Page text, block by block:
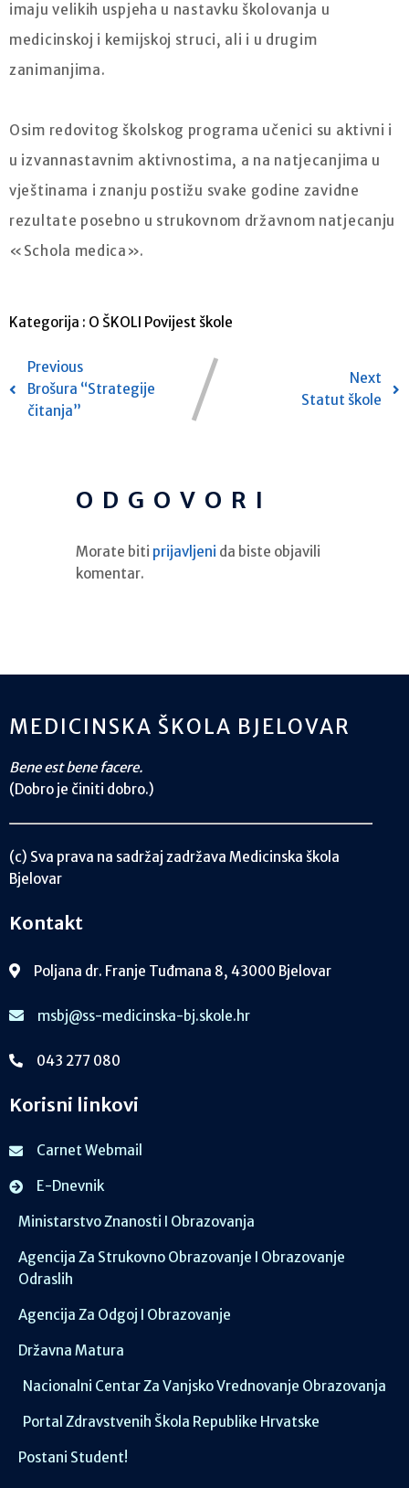
imaju velikih uspjeha u nastavku školovanja u
medicinskoj i kemijskoj struci, ali i u drugim
zanimanjima.
Osim redovitog školskog programa učenici su aktivni i
u izvannastavnim aktivnostima, a na natjecanjima u
vještinama i znanju postižu svake godine zavidne
rezultate posebno u strukovnom državnom natjecanju
«Schola medica».
Kategorija : O ŠKOLI Povijest škole
Previous
Brošura “Strategije
čitanja”
Next
Statut škole
ODGOVORI
Morate biti prijavljeni da biste objavili
komentar.
MEDICINSKA ŠKOLA BJELOVAR
Bene est bene facere.
(Dobro je činiti dobro.)
(c) Sva prava na sadržaj zadržava Medicinska škola
Bjelovar
Kontakt
Poljana dr. Franje Tuđmana 8, 43000 Bjelovar
msbj@ss-medicinska-bj.skole.hr
043 277 080
Korisni linkovi
Carnet Webmail
E-Dnevnik
Ministarstvo Znanosti I Obrazovanja
Agencija Za Strukovno Obrazovanje I Obrazovanje
Odraslih
Agencija Za Odgoj I Obrazovanje
Državna Matura
Nacionalni Centar Za Vanjsko Vrednovanje Obrazovanja
Portal Zdravstvenih Škola Republike Hrvatske
Postani Student!